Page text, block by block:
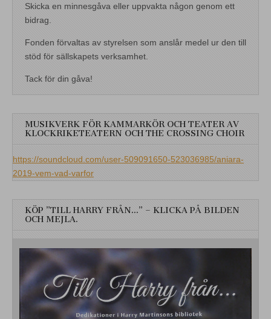
Skicka en minnesgåva eller uppvakta någon genom ett
bidrag.
Fonden förvaltas av styrelsen som anslår medel ur den till
stöd för sällskapets verksamhet.
Tack för din gåva!
MUSIKVERK FÖR KAMMARKÖR OCH TEATER AV
KLOCKRIKETEATERN OCH THE CROSSING CHOIR
https://soundcloud.com/user-509091650-523036985/aniara-
2019-vem-vad-varfor
KÖP ”TILL HARRY FRÅN…” – KLICKA PÅ BILDEN
OCH MEJLA.